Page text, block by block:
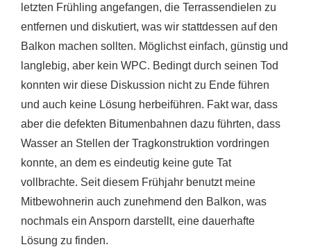
letzten Frühling angefangen, die Terrassendielen zu
entfernen und diskutiert, was wir stattdessen auf den
Balkon machen sollten. Möglichst einfach, günstig und
langlebig, aber kein WPC. Bedingt durch seinen Tod
konnten wir diese Diskussion nicht zu Ende führen
und auch keine Lösung herbeiführen. Fakt war, dass
aber die defekten Bitumenbahnen dazu führten, dass
Wasser an Stellen der Tragkonstruktion vordringen
konnte, an dem es eindeutig keine gute Tat
vollbrachte. Seit diesem Frühjahr benutzt meine
Mitbewohnerin auch zunehmend den Balkon, was
nochmals ein Ansporn darstellt, eine dauerhafte
Lösung zu finden.